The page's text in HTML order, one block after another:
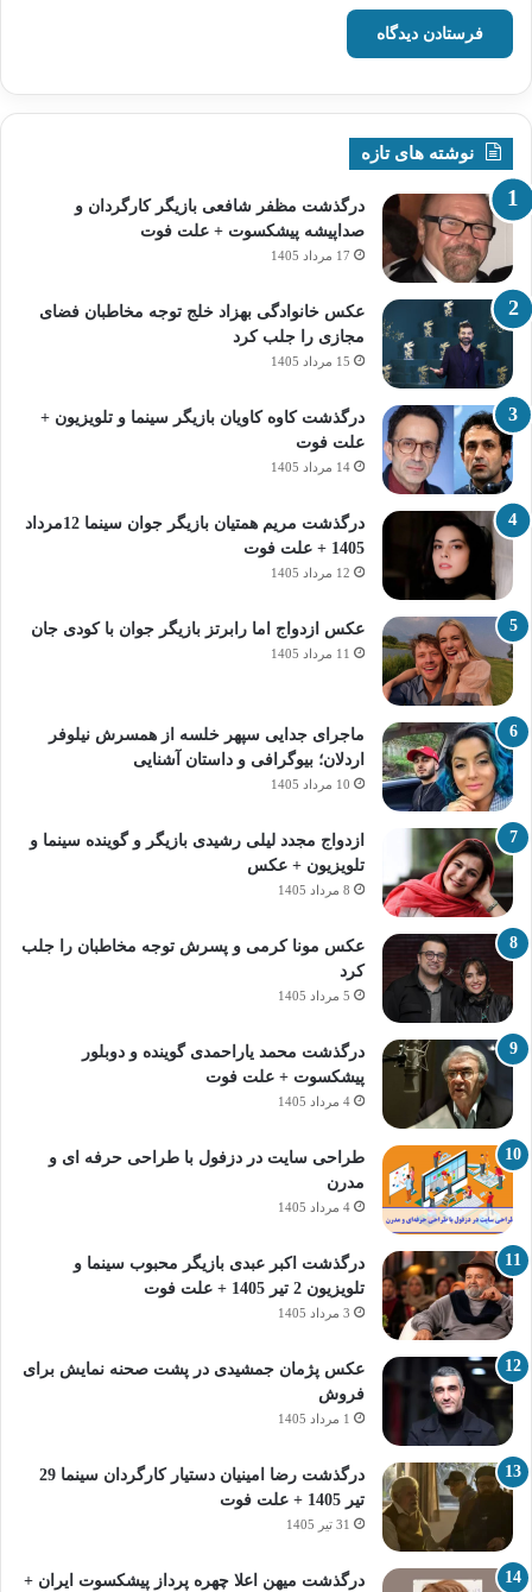
نوشته های تازه
درگذشت مظفر شافعی بازیگر کارگردان و
صداپیشه پیشکسوت + علت فوت
17 مرداد 1405
عکس خانوادگی بهزاد خلج توجه مخاطبان فضای
مجازی را جلب کرد
15 مرداد 1405
درگذشت کاوه کاویان بازیگر سینما و تلویزیون +
علت فوت
14 مرداد 1405
درگذشت مریم همتیان بازیگر جوان سینما 12مرداد
1405 + علت فوت
12 مرداد 1405
عکس ازدواج اما رابرتز بازیگر جوان با کودی جان
11 مرداد 1405
ماجرای جدایی سپهر خلسه از همسرش نیلوفر
اردلان؛ بیوگرافی و داستان آشنایی
10 مرداد 1405
ازدواج مجدد لیلی رشیدی بازیگر و گوینده سینما و
تلویزیون + عکس
8 مرداد 1405
عکس مونا کرمی و پسرش توجه مخاطبان را جلب
کرد
5 مرداد 1405
درگذشت محمد یاراحمدی گوینده و دوبلور
پیشکسوت + علت فوت
4 مرداد 1405
طراحی سایت در دزفول با طراحی حرفه‌ ای و
مدرن
4 مرداد 1405
درگذشت اکبر عبدی بازیگر محبوب سینما و
تلویزیون 2 تیر 1405 + علت فوت
3 مرداد 1405
عکس پژمان جمشیدی در پشت صحنه نمایش برای
فروش
1 مرداد 1405
درگذشت رضا امینیان دستیار کارگردان سینما 29
تیر 1405 + علت فوت
31 تیر 1405
درگذشت میهن اعلا چهره پرداز پیشکسوت ایران +